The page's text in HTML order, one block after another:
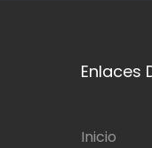
Enlaces
Inicio